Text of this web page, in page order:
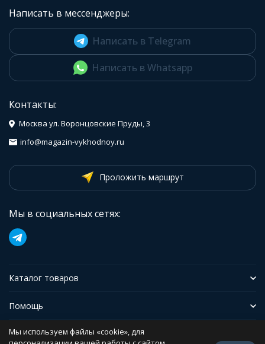
Написать в мессенджеры:
Написать в Telegram
Написать в Whatsapp
Контакты:
Москва ул. Воронцовские Пруды, 3
info@magazin-vykhodnoy.ru
Проложить маршрут
Мы в социальных сетях:
Каталог товаров
Помощь
Иформация
Мы используем файлы «cookie», для